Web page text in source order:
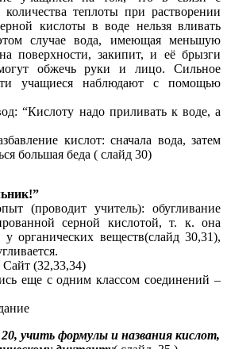
теплоты при растворении
кислоты в воде нельзя вливать
случае вода, имеющая меньшую
поверхности, закипит, и её брызги
обжечь руки и лицо. Сильное
учащиеся наблюдают с помощью
“Кислоту надо приливать к воде, а
кислот: сначала вода, затем
большая беда ( слайд 30)
(проводит учитель): обугливание
серной кислотой, т. к. она
органических веществ(слайд 30,31),
(32,33,34)
еще с одним классом соединений –
20, учить формулы и названия кислот,